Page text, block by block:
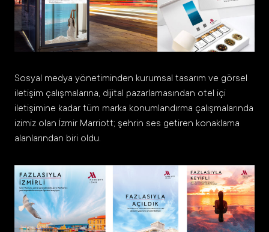
Sosyal medya yönetiminden kurumsal tasarım ve görsel
iletişim çalışmalarına, dijital pazarlamasından otel içi
iletişimine kadar tüm marka konumlandırma çalışmalarında
izimiz olan İzmir Marriott; şehrin ses getiren konaklama
alanlarından biri oldu.